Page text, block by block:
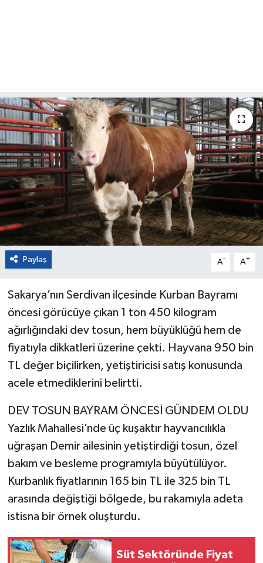
Paylaş A- A+
Sakarya’nın Serdivan ilçesinde Kurban Bayramı
öncesi görücüye çıkan 1 ton 450 kilogram
ağırlığındaki dev tosun, hem büyüklüğü hem de
fiyatıyla dikkatleri üzerine çekti. Hayvana 950 bin
TL değer biçilirken, yetiştiricisi satış konusunda
acele etmediklerini belirtti.
DEV TOSUN BAYRAM ÖNCESİ GÜNDEM OLDU
Yazlık Mahallesi’nde üç kuşaktır hayvancılıkla
uğraşan Demir ailesinin yetiştirdiği tosun, özel
bakım ve besleme programıyla büyütülüyor.
Kurbanlık fiyatlarının 165 bin TL ile 325 bin TL
arasında değiştiği bölgede, bu rakamıyla adeta
istisna bir örnek oluşturdu.
Süt Sektöründe Fiyat